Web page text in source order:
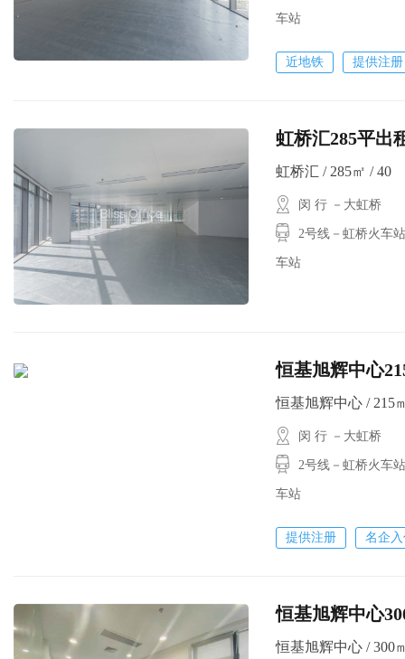
车站
近地铁 提供注册
虹桥汇285平出
虹桥汇 / 285㎡ / 40
闵 行 －大虹桥
2号线－虹桥火车站
车站
恒基旭辉中心
恒基旭辉中心 / 215
闵 行 －大虹桥
2号线－虹桥火车站
车站
提供注册 名企
恒基旭辉中心
恒基旭辉中心 / 300